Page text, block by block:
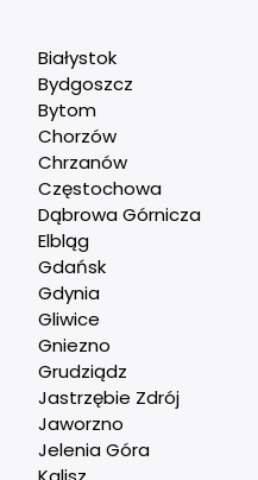
Białystok
Bydgoszcz
Bytom
Chorzów
Chrzanów
Częstochowa
Dąbrowa Górnicza
Elbląg
Gdańsk
Gdynia
Gliwice
Gniezno
Grudziądz
Jastrzębie Zdrój
Jaworzno
Jelenia Góra